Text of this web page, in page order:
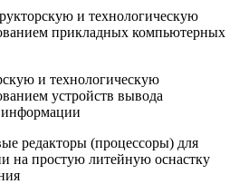
и технологическую
прикладных компьютерных
и технологическую
устройств вывода
информации
редакторы (процессоры) для
на простую литейную оснастку